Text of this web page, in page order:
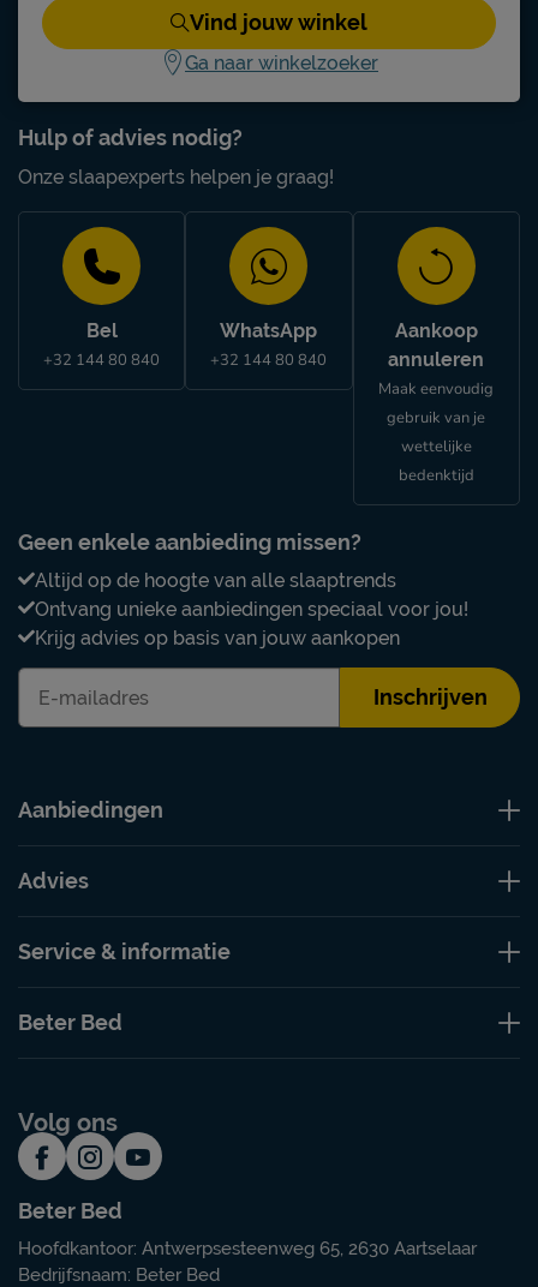
Hulp of advies nodig?
Onze slaapexperts helpen je graag!
Bel
+32 144 80 840
WhatsApp
+32 144 80 840
Aankoop
annuleren
Maak eenvoudig
gebruik van je
wettelijke
bedenktijd
Geen enkele aanbieding missen?
Altijd op de hoogte van alle slaaptrends
Ontvang unieke aanbiedingen speciaal voor jou!
Krijg advies op basis van jouw aankopen
Inschrijven
Vind jouw winkel
Ga naar winkelzoeker
Aanbiedingen
Advies
Service & informatie
Beter Bed
Volg ons
Beter Bed
Hoofdkantoor: Antwerpsesteenweg 65, 2630 Aartselaar
Bedrijfsnaam: Beter Bed